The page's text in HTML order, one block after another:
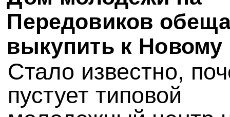
Передовиков
выкупить к Новому
Стало известно,
пустует типовой